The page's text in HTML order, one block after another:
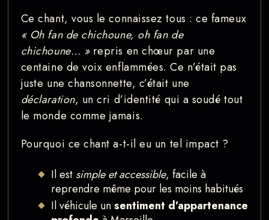
Ce chant, vous le connaissez tous : ce fameux
« Oh fan de chichoune, oh fan de
chichoune… »repris en chœur par une
centaine de voix enflammées. Ce n’était pas
juste une chansonnette, c’était une
déclaration, un cri d’identité qui a soudé tout
le monde comme jamais.
Pourquoi ce chant a-t-il eu un tel impact ?
Il est simple et accessible, facile à
reprendre même pour les moins habitués
Il véhicule unsentiment d’appartenance